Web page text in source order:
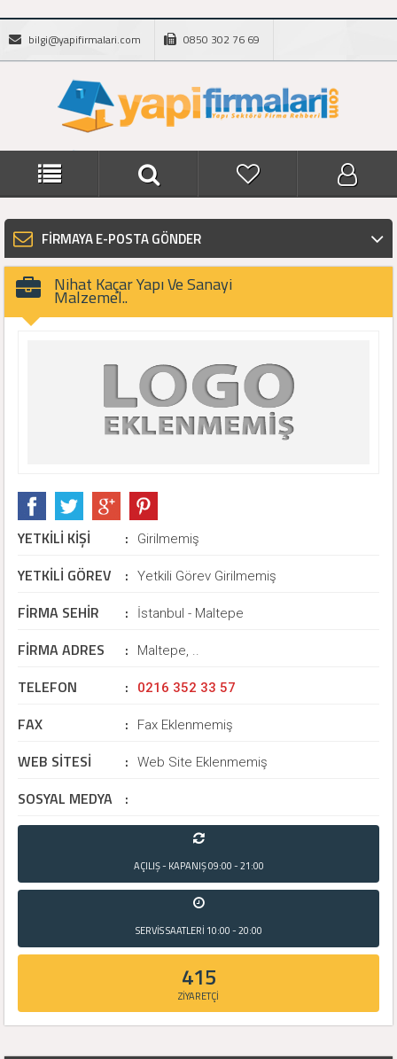
bilgi@yapifirmalari.com 0850 302 76 69
FİRMAYA E-POSTA GÖNDER
Nihat Kaçar Yapı Ve Sanayi
Malzemel..
YETKİLİ KİŞİ : Girilmemiş
YETKİLİ GÖREV : Yetkili Görev Girilmemiş
FİRMA SEHİR : İstanbul - Maltepe
FİRMA ADRES : Maltepe, ..
TELEFON : 0216 352 33 57
FAX : Fax Eklenmemiş
WEB SİTESİ : Web Site Eklenmemiş
SOSYAL MEDYA :
AÇILIŞ - KAPANIŞ09:00 - 21:00
SERVİS SAATLERİ 10:00 - 20:00
415
ZİYARETÇİ